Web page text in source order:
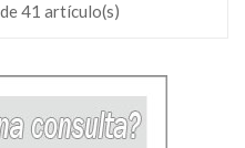
41 artículo(s)